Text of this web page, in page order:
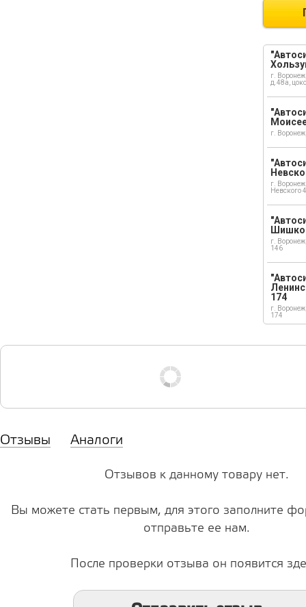
г.
д.48а,
г.
г.
Невского
г.
146
174
г.
174
Отзывы Аналоги
Отзывов к данному товару нет.
Вы можете стать первым, для этого заполните
отправьте ее нам.
После проверки отзыва он появится